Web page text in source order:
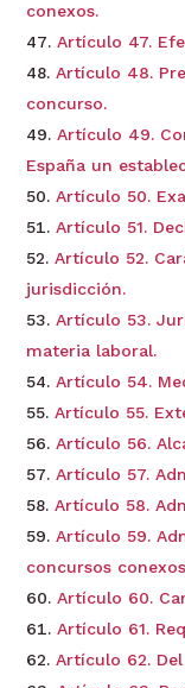
conexos.
Artículo 47.
Artículo 48.
concurso.
Artículo 49.
España un
Artículo 50.
Artículo 51.
Artículo 52.
jurisdicción.
Artículo 53.
materia laboral.
Artículo 54.
Artículo 55.
Artículo 56.
Artículo 57.
Artículo 58.
Artículo 59.
concursos
Artículo 60.
Artículo 61.
Artículo 62.